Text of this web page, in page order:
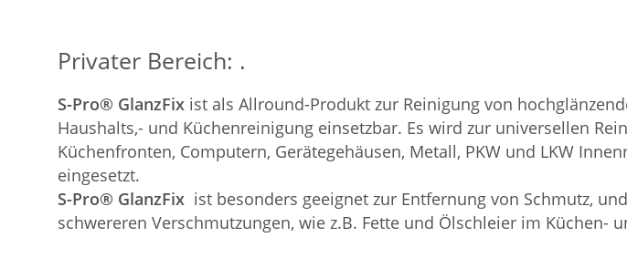
Privater Bereich: .
S-Pro® GlanzFix ist als Allround-Produkt zur Reinigung von
Haushalts,- und Küchenreinigung einsetzbar. Es wird zur universellen
Küchenfronten, Computern, Gerätegehäusen, Metall, PKW und LKW
eingesetzt.
S-Pro® GlanzFix ist besonders geeignet zur Entfernung von Schmutz,
schwereren Verschmutzungen, wie z.B. Fette und Ölschleier im Küchen-